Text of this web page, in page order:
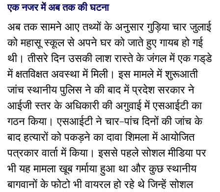
एक नजर में अब तक की घटना
अब तक सामने आए तथ्यों के अनुसार गुड़िया चार जुलाई
को महासू स्कूल से अपने घर को जाते हुए गायब हो गई
थी। तीसरे दिन उसकी लाश रास्ते के जंगल में एक गड्‌डे
में क्षतविक्षत अवस्था में मिली। इस मामले में शुरूआती
जांच स्थानीय पुलिस ने की बाद में प्रदेश सरकार ने
आईजी स्तर के अधिकारी की अगुवाई में एसआईटी का
गठन किया। एसआईटी ने चार-पांच दिनों की जांच के
बाद हत्यारों को पकड़ने का दावा शिमला में आयोजित
पत्रकार वार्ता में किया। इससे पहले सोशल मीडिया पर
भी यह मामला खूब गर्माया हुआ था और कुछ स्थानीय
बागवानों के फोटो भी वायरल हो रहे थे जिन्हें सोशल